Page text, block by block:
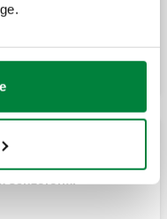
punjenim tekućinom.
upravljačka glacva za
radijatorske